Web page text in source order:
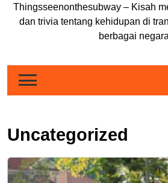
Thingsseenonthesubway – Kisah
dan trivia tentang kehidupan di
berbagai
Uncategorized